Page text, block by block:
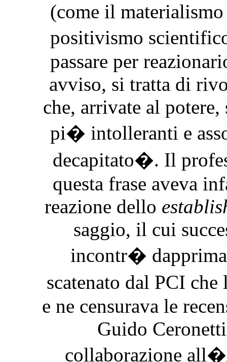
(come il
positivismo
passare per
avviso, si tratta di
che, arrivate al
pi� intolleranti e
decapitato�. Il
questa frase aveva
reazione dello
saggio, il cui
incontr�
scatenato dal PCI
e ne censurava le
Guido
collaborazione all�